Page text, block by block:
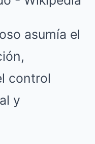
asumía el
control
y